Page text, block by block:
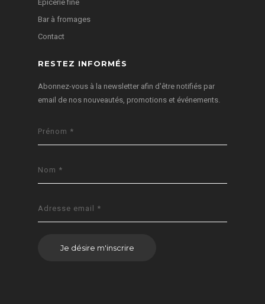
Épicerie fine
Bar à fromages
Contact
RESTEZ INFORMÉS
Abonnez-vous à la newsletter afin d'être notifiés par
email de nos nouveautés, promotions et événements.